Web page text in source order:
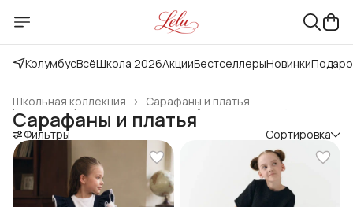
КолумбусВсёШкола 2026АкцииБестселлерыНовинки
Сарафаны и платья
Школьная коллекция ›
Ассортимент сайта
Готовая продукция
Главная ›
Сарафаны и платья
Фильтры Сортировка